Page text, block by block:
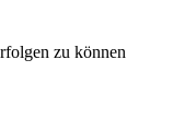
zu können